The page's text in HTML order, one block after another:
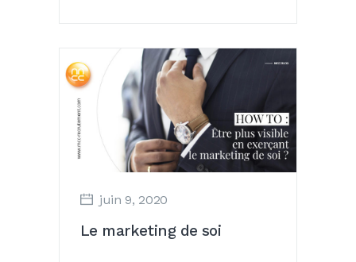
juin 9, 2020
Le marketing de soi